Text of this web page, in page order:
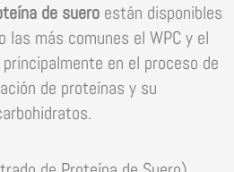
de suero están disponibles
las más comunes el WPC y el
en el proceso de
de proteínas y su